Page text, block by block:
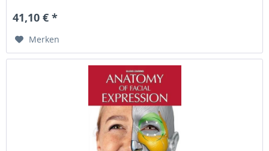
41,10 € *
Merken